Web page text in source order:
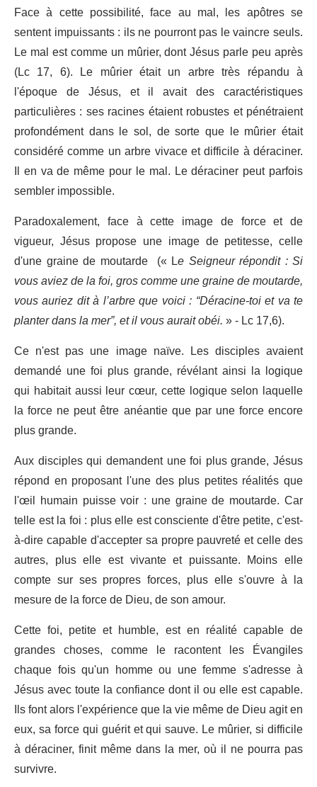
Face à cette possibilité, face au mal, les apôtres se
sentent impuissants : ils ne pourront pas le vaincre seuls.
Le mal est comme un mûrier, dont Jésus parle peu après
(Lc 17, 6). Le mûrier était un arbre très répandu à
l'époque de Jésus, et il avait des caractéristiques
particulières : ses racines étaient robustes et pénétraient
profondément dans le sol, de sorte que le mûrier était
considéré comme un arbre vivace et difficile à déraciner.
Il en va de même pour le mal. Le déraciner peut parfois
sembler impossible.
Paradoxalement, face à cette image de force et de
vigueur, Jésus propose une image de petitesse, celle
d'une graine de moutarde (« Le Seigneur répondit : Si
vous aviez de la foi, gros comme une graine de moutarde,
vous auriez dit à l’arbre que voici : “Déracine-toi et va te
planter dans la mer”, et il vous aurait obéi.» - Lc 17,6).
Ce n'est pas une image naïve. Les disciples avaient
demandé une foi plus grande, révélant ainsi la logique
qui habitait aussi leur cœur, cette logique selon laquelle
la force ne peut être anéantie que par une force encore
plus grande.
Aux disciples qui demandent une foi plus grande, Jésus
répond en proposant l'une des plus petites réalités que
l'œil humain puisse voir : une graine de moutarde. Car
telle est la foi : plus elle est consciente d'être petite, c'est-
à-dire capable d'accepter sa propre pauvreté et celle des
autres, plus elle est vivante et puissante. Moins elle
compte sur ses propres forces, plus elle s'ouvre à la
mesure de la force de Dieu, de son amour.
Cette foi, petite et humble, est en réalité capable de
grandes choses, comme le racontent les Évangiles
chaque fois qu'un homme ou une femme s'adresse à
Jésus avec toute la confiance dont il ou elle est capable.
Ils font alors l'expérience que la vie même de Dieu agit en
eux, sa force qui guérit et qui sauve. Le mûrier, si difficile
à déraciner, finit même dans la mer, où il ne pourra pas
survivre.